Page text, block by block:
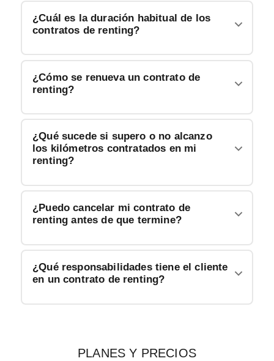
¿Cuál es la duración habitual de los
contratos de renting?
¿Cómo se renueva un contrato de
renting?
¿Qué sucede si supero o no alcanzo
los kilómetros contratados en mi
renting?
¿Puedo cancelar mi contrato de
renting antes de que termine?
¿Qué responsabilidades tiene el cliente
en un contrato de renting?
PLANES Y PRECIOS